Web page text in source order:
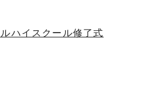
ハイスクール修了式